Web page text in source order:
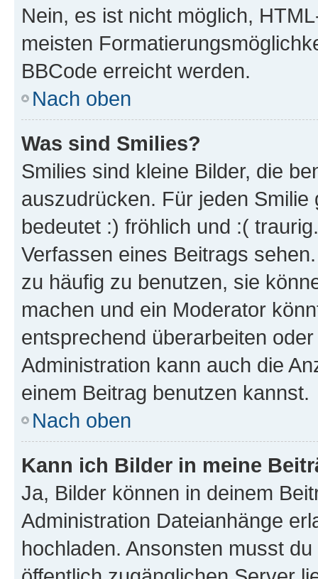
Nein, es ist nicht möglich,
meisten
BBCode erreicht werden.
Nach oben
Was sind Smilies?
Smilies sind kleine Bilder, die
auszudrücken. Für jeden
bedeutet :) fröhlich und :(
Verfassen eines Beitrags
zu häufig zu benutzen, sie
machen und ein Moderator
entsprechend überarbeiten
Administration kann auch die
einem Beitrag benutzen kannst.
Nach oben
Kann ich Bilder in meine
Ja, Bilder können in deinem
Administration Dateianhänge
hochladen. Ansonsten musst